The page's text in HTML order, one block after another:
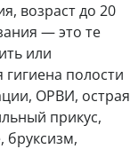
возраст до 20
— это те
или
гигиена полости
ОРВИ, острая
прикус,
бруксизм,